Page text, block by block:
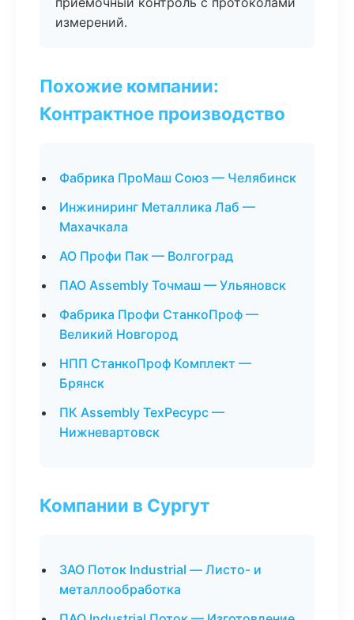
измерений.
Похожие компании:
Контрактное производство
Фабрика ПроМаш Союз — Челябинск
Инжиниринг Металлика Лаб —
Махачкала
АО Профи Пак — Волгоград
ПАО Assembly Точмаш — Ульяновск
Фабрика Профи СтанкоПроф —
Великий Новгород
НПП СтанкоПроф Комплект —
Брянск
ПК Assembly ТехРесурс —
Нижневартовск
Компании в Сургут
ЗАО Поток Industrial — Листо- и
металлообработка